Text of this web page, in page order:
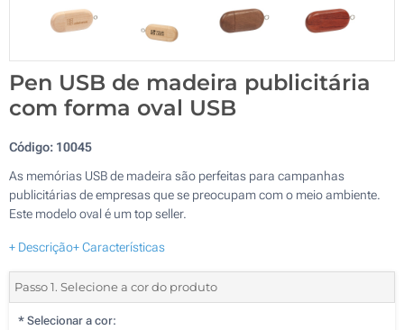
Pen USB de madeira publicitária
com forma oval USB
Código: 10045
As memórias USB de madeira são perfeitas para campanhas
publicitárias de empresas que se preocupam com o meio ambiente.
Este modelo oval é um top seller.
+ Descrição+ Características
Passo 1. Selecione a cor do produto
* Selecionar a cor: